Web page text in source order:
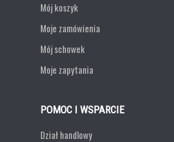
Mój koszyk
Moje zamówienia
Mój schowek
Moje zapytania
POMOC I WSPARCIE
Dział handlowy